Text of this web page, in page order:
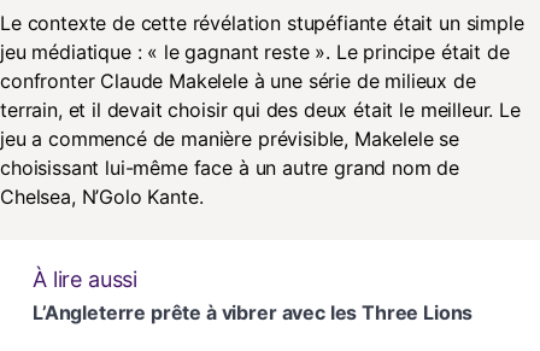
Le contexte de cette révélation stupéfiante était un simple
jeu médiatique : « le gagnant reste ». Le principe était de
confronter Claude Makelele à une série de milieux de
terrain, et il devait choisir qui des deux était le meilleur. Le
jeu a commencé de manière prévisible, Makelele se
choisissant lui-même face à un autre grand nom de
Chelsea, N’Golo Kante.
À lire aussi
L’Angleterre prête à vibrer avec les Three Lions